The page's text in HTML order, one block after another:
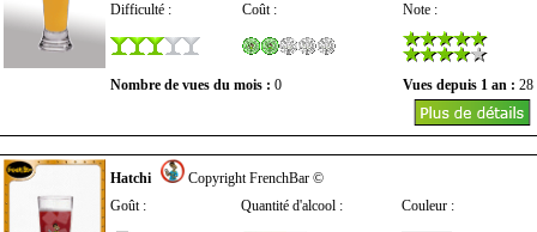
Difficulté : Coût : Note :
Nombre de vues du mois : 0 Vues depuis 1 an : 28
Hatchi
Copyright FrenchBar ©
Goût :
Quantité d'alcool : Couleur :